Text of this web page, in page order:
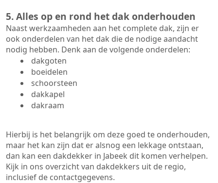
5. Alles op en rond het dak onderhouden
Naast werkzaamheden aan het complete dak, zijn er
ook onderdelen van het dak die de nodige aandacht
nodig hebben. Denk aan de volgende onderdelen:
dakgoten
boeidelen
schoorsteen
dakkapel
dakraam
Hierbij is het belangrijk om deze goed te onderhouden,
maar het kan zijn dat er alsnog een lekkage ontstaan,
dan kan een dakdekker in Jabeek dit komen verhelpen.
Kijk in ons overzicht van dakdekkers uit de regio,
inclusief de contactgegevens.